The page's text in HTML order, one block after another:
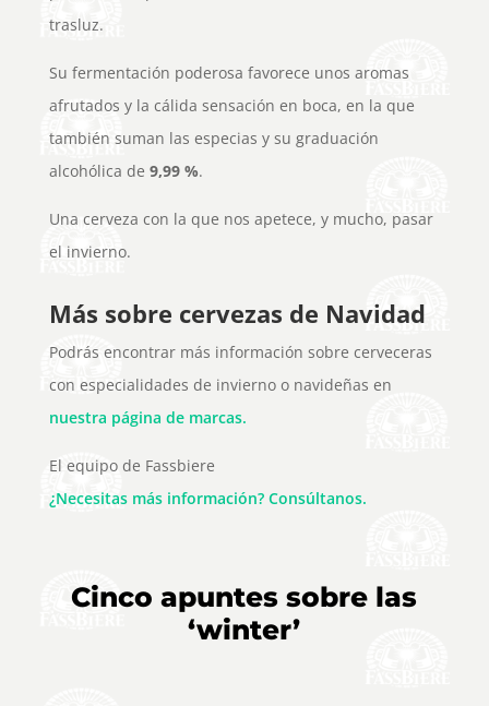
trasluz.
Su fermentación poderosa favorece unos aromas
afrutados y la cálida sensación en boca, en la que
también suman las especias y su graduación
alcohólica de 9,99 %.
Una cerveza con la que nos apetece, y mucho, pasar
el invierno.
Más sobre cervezas de Navidad
Podrás encontrar más información sobre cerveceras
con especialidades de invierno o navideñas en
nuestra página de marcas.
El equipo de Fassbiere
¿Necesitas más información? Consúltanos.
Cinco apuntes sobre las
‘winter’